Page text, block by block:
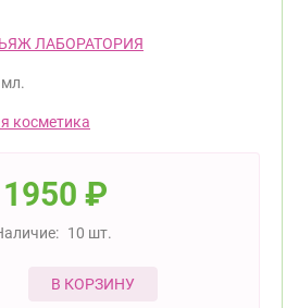
ЛАБОРАТОРИЯ
косметика
1950 ₽
10 шт.
В КОРЗИНУ